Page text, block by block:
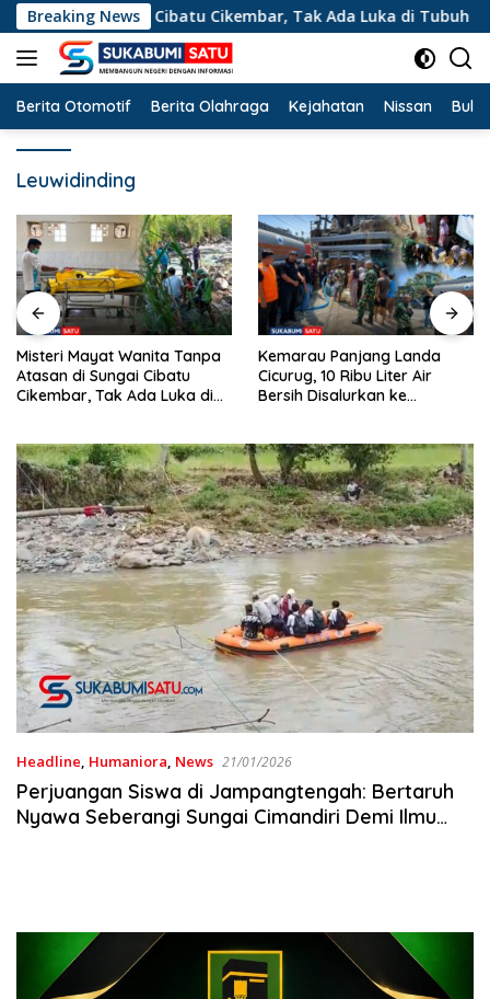
Langsung
ke
konten
Breaking News
di Sungai Cibatu Cikembar, Tak Ada Luka di Tubuh
Berita Otomotif Berita Olahraga Kejahatan Nissan
Leuwidinding
Kemarau Panjang Landa
Cicurug, 10 Ribu Liter Air
Bersih Disalurkan ke
Ahmad Hidayat Raih Suara
Terbanyak dan Pimpin MW
KAHMI Jabar, Ini 7 Presidium
Headline, Humaniora, News 21/01/2026
Perjuangan Siswa di Jampangtengah: Bertaruh
Nyawa Seberangi Sungai Cimandiri Demi Ilmu